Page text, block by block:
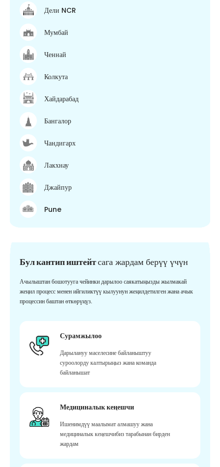
Дели NCR
Мумбай
Ченнай
Колкута
Хайдарабад
Бангалор
Чандигарх
Лакхнау
Джайпур
Pune
Бул кантип иштейтсага жардам берүү үчүн
Ачылыштан бошотууга чейинки дарылоо саякатыңызды жылмакай
жеңил процесс менен ийгиликтүү кылуунун жеңилдетилген жана ачык
процессин баштан өткөрүңүз.
Сурамжылоо
Дарылануу маселесине байланыштуу
суроолорду калтырыңыз жана команда
байланышат
Медициналык кеңешчи
Ишенимдүү маалымат алмашуу жана
медициналык кеңешчибиз тарабынан бирден
жардам